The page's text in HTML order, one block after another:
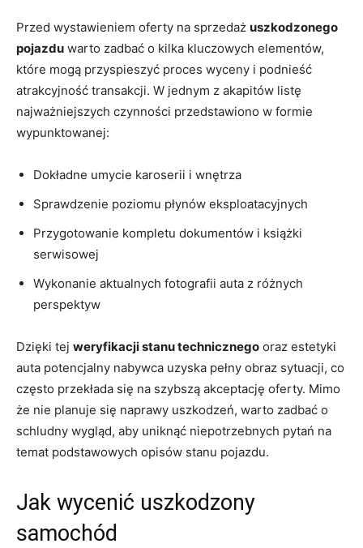
Przed wystawieniem oferty na sprzedaż uszkodzonego
pojazdu warto zadbać o kilka kluczowych elementów,
które mogą przyspieszyć proces wyceny i podnieść
atrakcyjność transakcji. W jednym z akapitów listę
najważniejszych czynności przedstawiono w formie
wypunktowanej:
Dokładne umycie karoserii i wnętrza
Sprawdzenie poziomu płynów eksploatacyjnych
Przygotowanie kompletu dokumentów i książki
serwisowej
Wykonanie aktualnych fotografii auta z różnych
perspektyw
Dzięki tej weryfikacji stanu technicznego oraz estetyki
auta potencjalny nabywca uzyska pełny obraz sytuacji, co
często przekłada się na szybszą akceptację oferty. Mimo
że nie planuje się naprawy uszkodzeń, warto zadbać o
schludny wygląd, aby uniknąć niepotrzebnych pytań na
temat podstawowych opisów stanu pojazdu.
Jak wycenić uszkodzony
samochód